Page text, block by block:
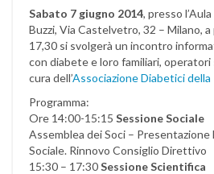
Sabato 7 giugno 2014, presso
Buzzi, Via Castelvetro, 32 – Milano,
17,30 si svolgerà un incontro
con diabete e loro familiari,
cura dell’Associazione Diabetici della
Programma:
Ore 14:00-15:15 Sessione Sociale
Assemblea dei Soci – Presentazione
Sociale. Rinnovo Consiglio Direttivo
15:30 – 17:30Sessione Scientifica